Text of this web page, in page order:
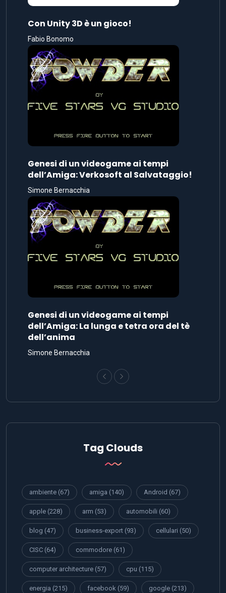
Con Unity 3D è un gioco!
Fabio Bonomo
Genesi di un videogame ai tempi
dell’Amiga: Verkosoft al Salvataggio!
Simone Bernacchia
Genesi di un videogame ai tempi
dell’Amiga: La lunga e tetra ora del tè
dell’anima
Simone Bernacchia
Tag Clouds
ambiente (67) amiga (140) Android (67)
apple (228) arm (53) automobili (60)
blog (47) business-export (93) cellulari (50)
CISC (64) commodore (61)
computer architecture (57) cpu (115)
energia (215) facebook (59) google (213)